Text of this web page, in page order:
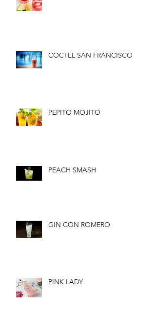
COCTEL SAN FRANCISCO
PEPITO MOJITO
PEACH SMASH
GIN CON ROMERO
PINK LADY